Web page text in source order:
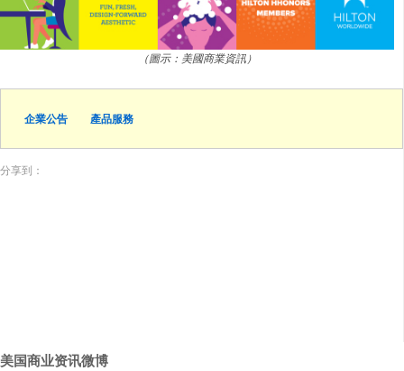
（圖示：美國商業資訊）
企業公告 產品服務
分享到：
美国商业资讯微博